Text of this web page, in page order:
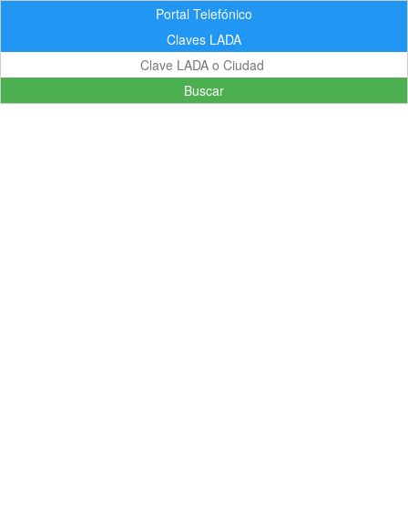
Portal Telefónico
Claves LADA
Buscar